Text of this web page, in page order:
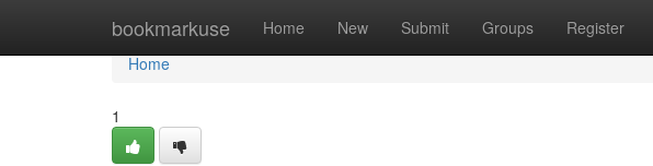
bookmarkuse Home New Submit Groups Register
Home
Home
1